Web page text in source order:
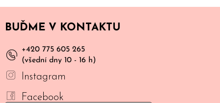
BUĎME V KONTAKTU
+420 775 605 265
(všední dny 10 - 16 h)
Instagram
Facebook